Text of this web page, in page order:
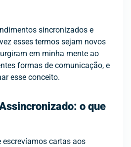
sincronizados e
esses termos sejam novos
em minha mente ao
formas de comunicação, e
esse conceito.
o que
escrevíamos cartas aos